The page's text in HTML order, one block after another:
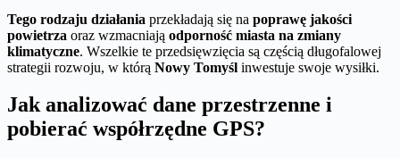
Tego rodzaju działania przekładają się na poprawę jakości
powietrza oraz wzmacniają odporność miasta na zmiany
klimatyczne. Wszelkie te przedsięwzięcia są częścią długofalowej
strategii rozwoju, w którą Nowy Tomyśl inwestuje swoje wysiłki.
Jak analizować dane przestrzenne i
pobierać współrzędne GPS?